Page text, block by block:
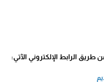
الرابط الإلكتروني الآتي: